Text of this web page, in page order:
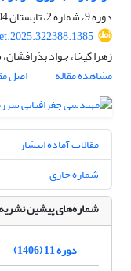
دوره 9، شماره 2، تابستان 1404، صفحه
زهرا کیخا، جواد
مشاهده مقاله
اصل
مقالات آماده انتشار
شماره جاری
شماره‌های پیشین نشریه
دوره 11 (1406)